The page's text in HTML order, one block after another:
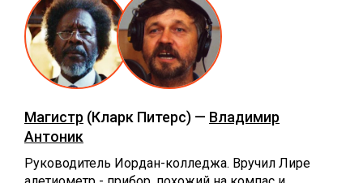
Магистр (Кларк Питерс) — Владимир
Антоник
Руководитель Иордан-колледжа. Вручил Лире